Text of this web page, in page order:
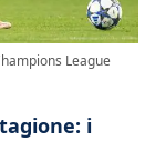
League
i